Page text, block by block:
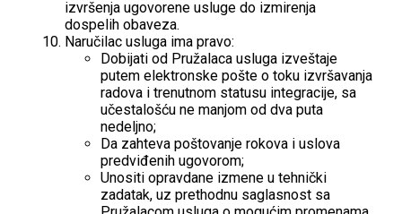
izvršenja ugovorene usluge do izmirenja
dospelih obaveza.
Naručilac usluga ima pravo:
Dobijati od Pružalaca usluga izveštaje
putem elektronske pošte o toku izvršavanja
radova i trenutnom statusu integracije, sa
učestalošću ne manjom od dva puta
nedeljno;
Da zahteva poštovanje rokova i uslova
predviđenih ugovorom;
Unositi opravdane izmene u tehnički
zadatak, uz prethodnu saglasnost sa